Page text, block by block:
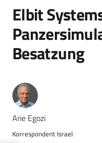
Elbit
Besatzung
Arie Egozi
Korrespondent Israel